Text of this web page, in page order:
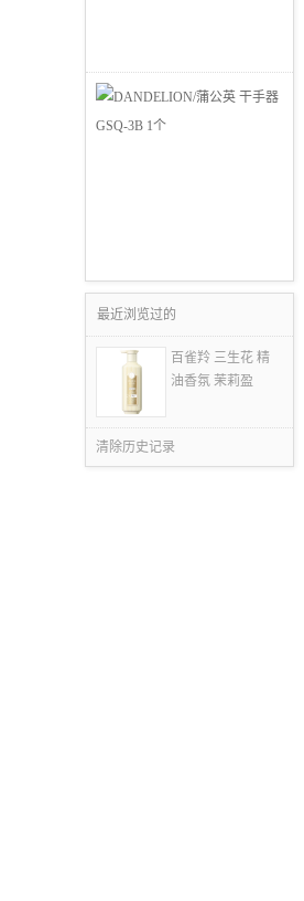
最近浏览过的
百雀羚 三生花 精
油香氛 茉莉盈
清除历史记录